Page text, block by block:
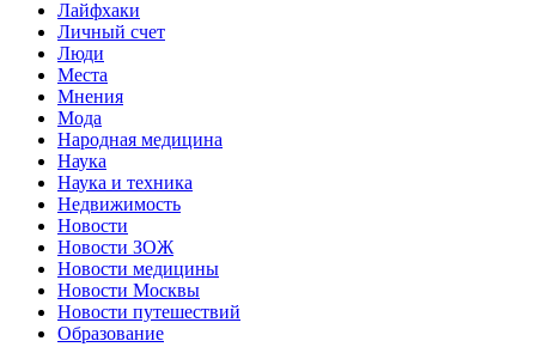
Лайфхаки
Личный счет
Люди
Места
Мнения
Мода
Народная медицина
Наука
Наука и техника
Недвижимость
Новости
Новости ЗОЖ
Новости медицины
Новости Москвы
Новости путешествий
Образование